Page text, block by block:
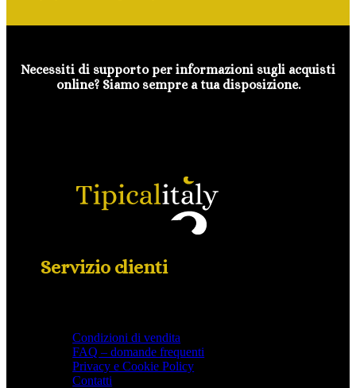
Necessiti di supporto per informazioni sugli acquisti
online? Siamo sempre a tua disposizione.
Servizio clienti
Condizioni di vendita
FAQ – domande frequenti
Privacy e Cookie Policy
Contatti